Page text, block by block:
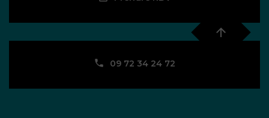
09 72 34 24 72